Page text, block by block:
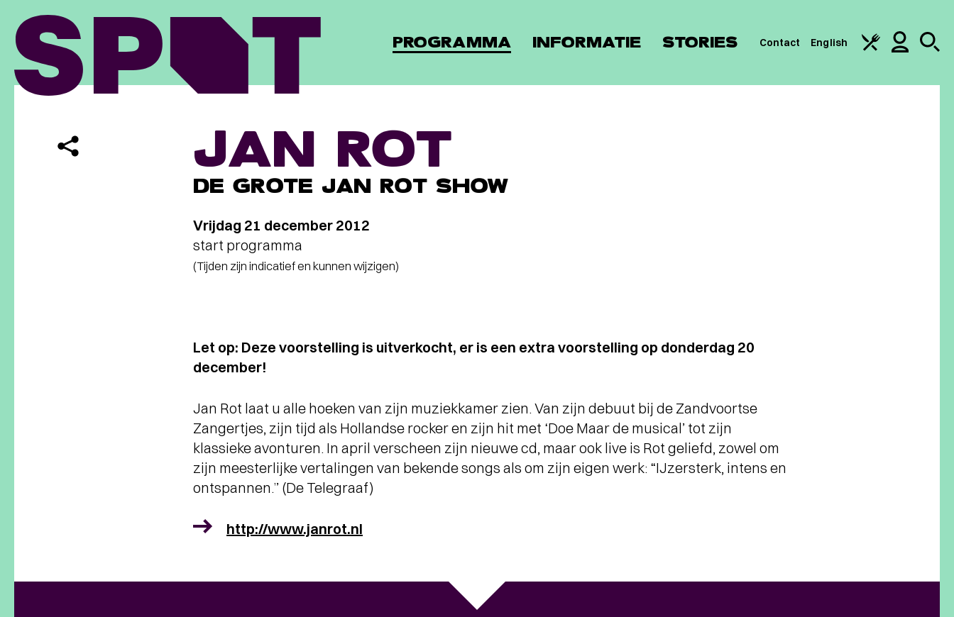
PROGRAMMA INFORMATIE STORIES Contact English
JAN ROT
DE GROTE JAN ROT SHOW
Vrijdag 21 december 2012
start programma
(Tijden zijn indicatief en kunnen wijzigen)
Let op: Deze voorstelling is uitverkocht, er is een extra voorstelling op donderdag 20
december!
Jan Rot laat u alle hoeken van zijn muziekkamer zien. Van zijn debuut bij de Zandvoortse
Zangertjes, zijn tijd als Hollandse rocker en zijn hit met ‘Doe Maar de musical’ tot zijn
klassieke avonturen. In april verscheen zijn nieuwe cd, maar ook live is Rot geliefd, zowel om
zijn meesterlijke vertalingen van bekende songs als om zijn eigen werk: “IJzersterk, intens en
ontspannen.” (De Telegraaf)
http://www.janrot.nl